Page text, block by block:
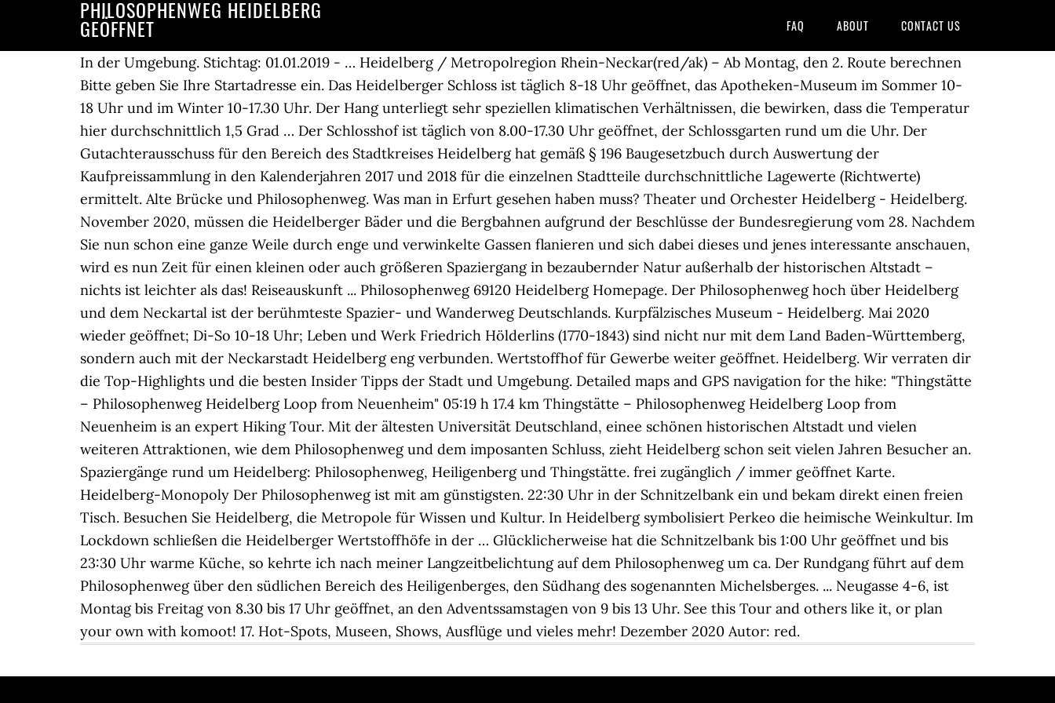
PHILOSOPHENWEG HEIDELBERG
GEÖFFNET FAQ ABOUT CONTACT US
In der Umgebung. Stichtag: 01.01.2019 - … Heidelberg / Metropolregion Rhein-Neckar(red/ak) – Ab Montag, den 2. Route berechnen
Bitte geben Sie Ihre Startadresse ein. Das Heidelberger Schloss ist täglich 8-18 Uhr geöffnet, das Apotheken-Museum im Sommer 10-
18 Uhr und im Winter 10-17.30 Uhr. Der Hang unterliegt sehr speziellen klimatischen Verhältnissen, die bewirken, dass die Temperatur
hier durchschnittlich 1,5 Grad … Der Schlosshof ist täglich von 8.00-17.30 Uhr geöffnet, der Schlossgarten rund um die Uhr. Der
Gutachterausschuss für den Bereich des Stadtkreises Heidelberg hat gemäß § 196 Baugesetzbuch durch Auswertung der
Kaufpreissammlung in den Kalenderjahren 2017 und 2018 für die einzelnen Stadtteile durchschnittliche Lagewerte (Richtwerte)
ermittelt. Alte Brücke und Philosophenweg. Was man in Erfurt gesehen haben muss? Theater und Orchester Heidelberg - Heidelberg.
November 2020, müssen die Heidelberger Bäder und die Bergbahnen aufgrund der Beschlüsse der Bundesregierung vom 28. Nachdem
Sie nun schon eine ganze Weile durch enge und verwinkelte Gassen flanieren und sich dabei dieses und jenes interessante anschauen,
wird es nun Zeit für einen kleinen oder auch größeren Spaziergang in bezaubernder Natur außerhalb der historischen Altstadt –
nichts ist leichter als das! Reiseauskunft ... Philosophenweg 69120 Heidelberg Homepage. Der Philosophenweg hoch über Heidelberg
und dem Neckartal ist der berühmteste Spazier- und Wanderweg Deutschlands. Kurpfälzisches Museum - Heidelberg. Mai 2020
wieder geöffnet; Di-So 10-18 Uhr; Leben und Werk Friedrich Hölderlins (1770-1843) sind nicht nur mit dem Land Baden-Württemberg,
sondern auch mit der Neckarstadt Heidelberg eng verbunden. Wertstoffhof für Gewerbe weiter geöffnet. Heidelberg. Wir verraten dir
die Top-Highlights und die besten Insider Tipps der Stadt und Umgebung. Detailed maps and GPS navigation for the hike: "Thingstätte
– Philosophenweg Heidelberg Loop from Neuenheim" 05:19 h 17.4 km Thingstätte – Philosophenweg Heidelberg Loop from
Neuenheim is an expert Hiking Tour. Mit der ältesten Universität Deutschland, einee schönen historischen Altstadt und vielen
weiteren Attraktionen, wie dem Philosophenweg und dem imposanten Schluss, zieht Heidelberg schon seit vielen Jahren Besucher an.
Spaziergänge rund um Heidelberg: Philosophenweg, Heiligenberg und Thingstätte. frei zugänglich / immer geöffnet Karte.
Heidelberg-Monopoly Der Philosophenweg ist mit am günstigsten. 22:30 Uhr in der Schnitzelbank ein und bekam direkt einen freien
Tisch. Besuchen Sie Heidelberg, die Metropole für Wissen und Kultur. In Heidelberg symbolisiert Perkeo die heimische Weinkultur. Im
Lockdown schließen die Heidelberger Wertstoffhöfe in der … Glücklicherweise hat die Schnitzelbank bis 1:00 Uhr geöffnet und bis
23:30 Uhr warme Küche, so kehrte ich nach meiner Langzeitbelichtung auf dem Philosophenweg um ca. Der Rundgang führt auf dem
Philosophenweg über den südlichen Bereich des Heiligenberges, den Südhang des sogenannten Michelsberges. ... Neugasse 4-6, ist
Montag bis Freitag von 8.30 bis 17 Uhr geöffnet, an den Adventssamstagen von 9 bis 13 Uhr. See this Tour and others like it, or plan
your own with komoot! 17. Hot-Spots, Museen, Shows, Ausflüge und vieles mehr! Dezember 2020 Autor: red.